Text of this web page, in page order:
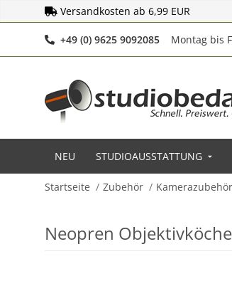
Versandkosten ab 6,99 EUR
+49 (0) 9625 9092085 Montag bis
NEU STUDIOAUSSTATTUNG
Startseite Zubehör Kamerazubehör
Neopren